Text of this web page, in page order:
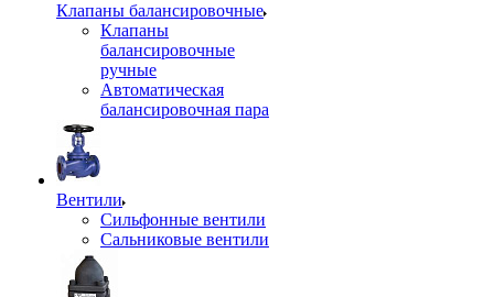
Клапаны балансировочные
Клапаны
балансировочные
ручные
Автоматическая
балансировочная пара
Вентили
Сильфонные вентили
Сальниковые вентили